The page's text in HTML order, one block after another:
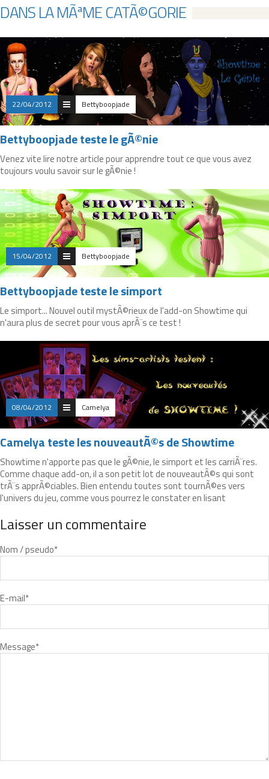
DANS LA MÃªME CATÃ©GORIE
22/04/2012 Bettyboopjade
Bettyboopjade teste le gÃ©nie
Venez vite lire notre article pour apprendre tout ce que vous avez
toujours voulu savoir sur le gÃ©nie !
15/04/2012 Bettyboopjade
Bettyboopjade teste le simport
Le simport... Nouvel outil mystÃ©rieux de l'add-on Showtime qui
n'aura plus de secret pour vous aprÃ¨s ce test !
08/04/2012 Camelya
Camelya teste les nouveautÃ©s de Showtime
Showtime n'apporte pas que le gÃ©nie, le simport et les carriÃ¨res.
Comme chaque add-on, il a son petit lot de nouveautÃ©s qui sont
trÃ¨s apprÃ©ciables. Bien entendu toutes sont tournÃ©es vers
l'univers du jeu, comme vous pourrez le constater en lisant
Laisser un commentaire
Nom / pseudo*
E-mail*
Message*